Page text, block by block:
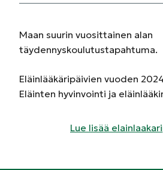
Maan suurin vuosittainen alan
täydennyskoulutustapahtuma.
Eläinlääkäripäivien vuoden
Eläinten hyvinvointi ja
Lue lisää